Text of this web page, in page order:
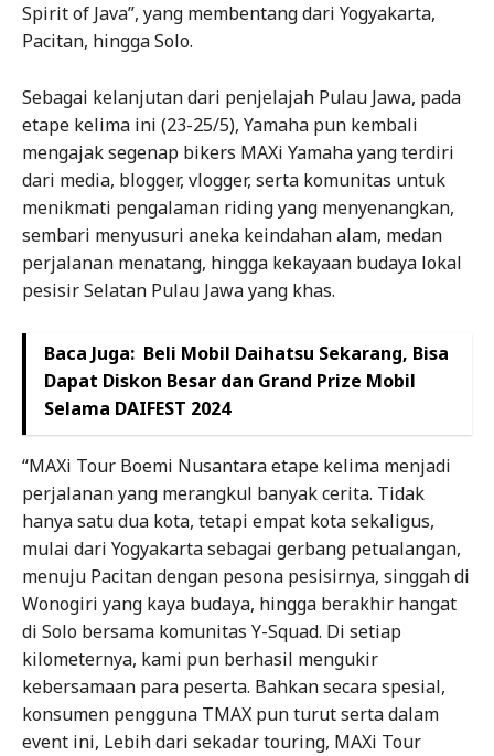
Spirit of Java”, yang membentang dari Yogyakarta,
Pacitan, hingga Solo.
Sebagai kelanjutan dari penjelajah Pulau Jawa, pada
etape kelima ini (23-25/5), Yamaha pun kembali
mengajak segenap bikers MAXi Yamaha yang terdiri
dari media, blogger, vlogger, serta komunitas untuk
menikmati pengalaman riding yang menyenangkan,
sembari menyusuri aneka keindahan alam, medan
perjalanan menatang, hingga kekayaan budaya lokal
pesisir Selatan Pulau Jawa yang khas.
Baca Juga: Beli Mobil Daihatsu Sekarang, Bisa
Dapat Diskon Besar dan Grand Prize Mobil
Selama DAIFEST 2024
“MAXi Tour Boemi Nusantara etape kelima menjadi
perjalanan yang merangkul banyak cerita. Tidak
hanya satu dua kota, tetapi empat kota sekaligus,
mulai dari Yogyakarta sebagai gerbang petualangan,
menuju Pacitan dengan pesona pesisirnya, singgah di
Wonogiri yang kaya budaya, hingga berakhir hangat
di Solo bersama komunitas Y-Squad. Di setiap
kilometernya, kami pun berhasil mengukir
kebersamaan para peserta. Bahkan secara spesial,
konsumen pengguna TMAX pun turut serta dalam
event ini, Lebih dari sekadar touring, MAXi Tour